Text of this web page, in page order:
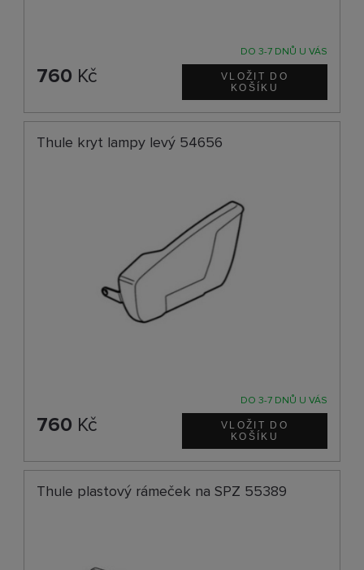
DO 3-7 DNŮ U VÁS
760 Kč
Thule kryt lampy levý 54656
DO 3-7 DNŮ U VÁS
760 Kč
Thule plastový rámeček na SPZ 55389